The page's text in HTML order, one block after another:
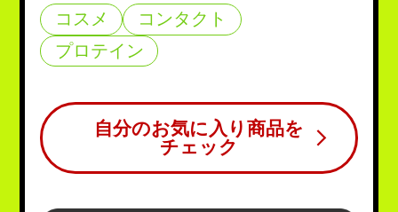
コスメ
コンタクト
プロテイン
自分のお気に入り商品を
チェック